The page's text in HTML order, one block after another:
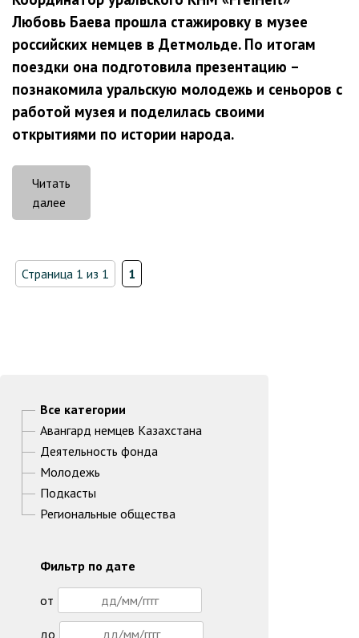
Любовь Баева прошла стажировку в музее
российских немцев в Детмольде. По итогам
поездки она подготовила презентацию –
познакомила уральскую молодежь и сеньоров с
работой музея и поделилась своими
открытиями по истории народа.
Читать
далее
Детмольд
за
историей»
Страница 1 из 1 1
Все категории
Авангард немцев Казахстана
Деятельность фонда
Молодежь
Подкасты
Региональные общества
Фильтр по дате
от
до